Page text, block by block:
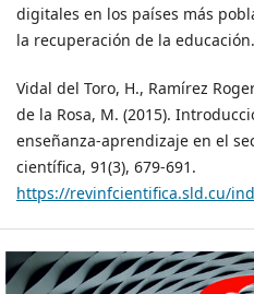
digitales en los países más
la recuperación de la educación.
Vidal del Toro, H., Ramírez
de la Rosa, M. (2015).
enseñanza-aprendizaje en el
científica, 91(3), 679-691.
https://revinfcientifica.sld.cu/